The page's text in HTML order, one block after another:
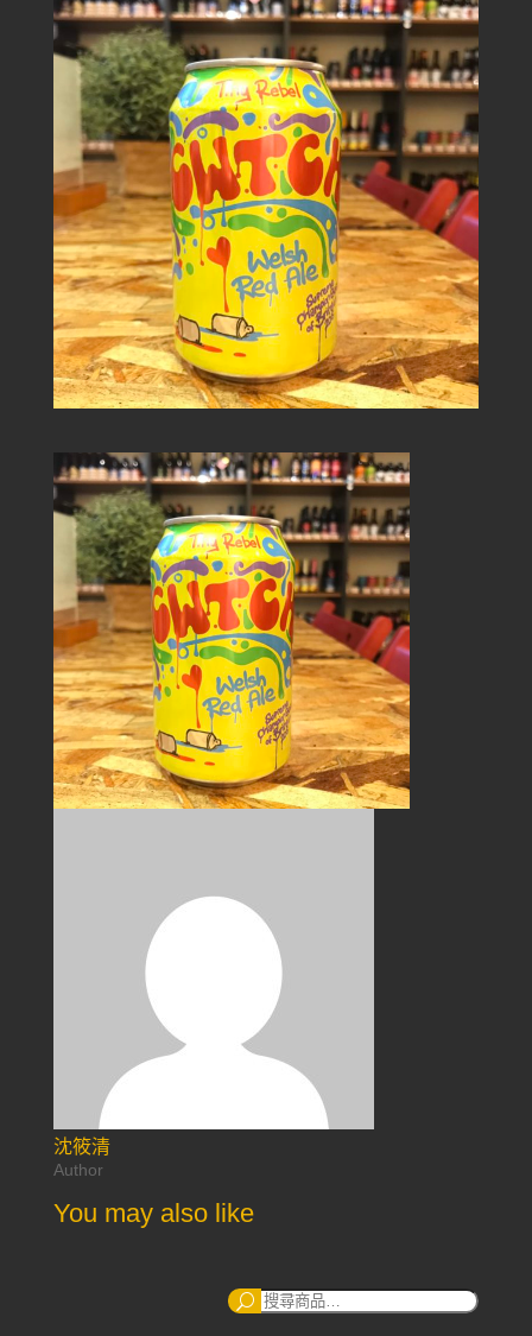
沈筱清
Author
You may also like
搜